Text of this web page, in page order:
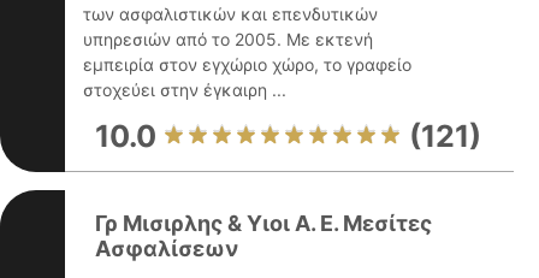
των ασφαλιστικών και επενδυτικών
υπηρεσιών από το 2005. Με εκτενή
εμπειρία στον εγχώριο χώρο, το γραφείο
στοχεύει στην έγκαιρη ...
10.0 (121)
Γρ Μισιρλης & Υιοι Α. Ε. Μεσίτες
Ασφαλίσεων